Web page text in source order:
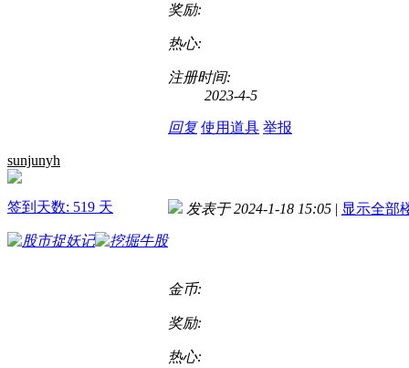
奖励:
热心:
注册时间:
2023-4-5
回复 使用道具 举报
sunjunyh
签到天数: 519 天 发表于 2024-1-18 15:05 | 显示全部
金币:
奖励:
热心: